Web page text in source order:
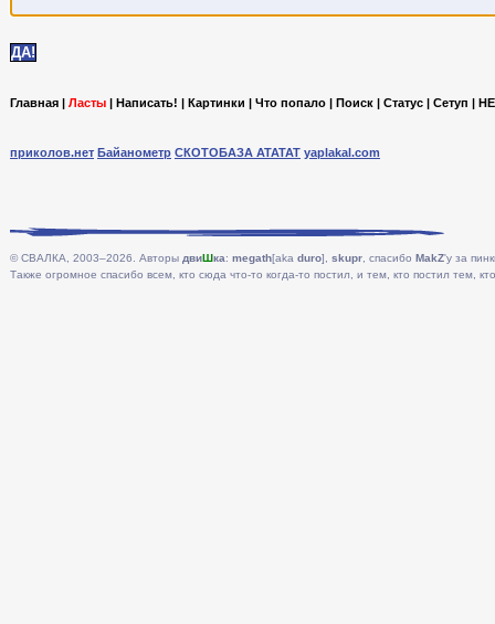
Главная | Ласты | Написать! | Картинки | Что попало | Поиск | Статус | Сетуп |
приколов.нет Байанометр СКОТОБАЗА АТАТАТ yaplakal.com
© СВАЛКА, 2003–2026. Авторы двиШка: megath[aka duro], skupr , спасибо MakZ'у за
Также огромное спасибо всем, кто сюда что-то когда-то постил, и тем, кто постил тем,